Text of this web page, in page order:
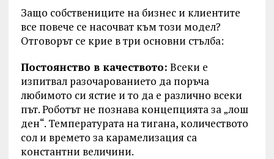
Защо собствениците на бизнес и клиентите
все повече се насочват към този модел?
Отговорът се крие в три основни стълба:
Постоянство в качеството: Всеки е
изпитвал разочарованието да поръча
любимото си ястие и то да е различно всеки
път. Роботът не познава концепцията за „лош
ден“. Температурата на тигана, количеството
сол и времето за карамелизация са
константни величини.